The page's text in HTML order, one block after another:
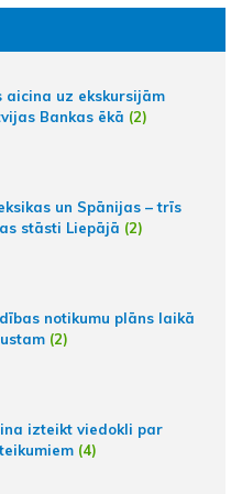
aicina uz ekskursijām
Bankas ēkā (2)
un Spānijas – trīs
stāsti Liepājā (2)
notikumu plāns laikā
(2)
izteikt viedokli par
(4)